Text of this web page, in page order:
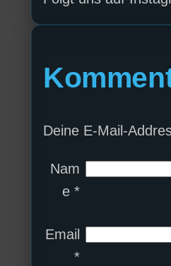
Deine E-Mail-
Nam
e *
Email
*